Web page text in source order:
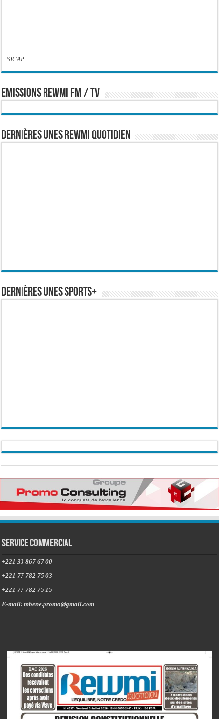
SICAP
EMISSIONS REWMI FM / TV
Dernières Unes Rewmi Quotidien
Dernières Unes Sports+
Service commercial
+221 33 867 67 00
+221 77 782 75 03
+221 77 782 75 15
E-mail: mbene.promo@gmail.com